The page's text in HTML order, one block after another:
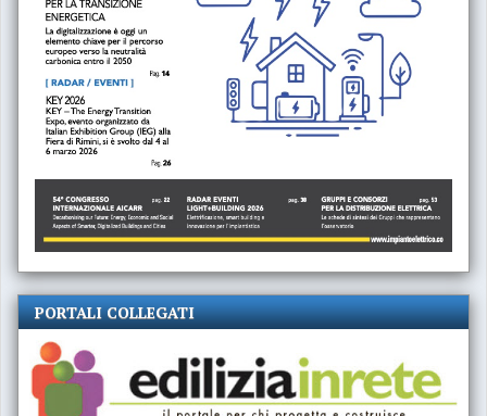
PORTALI COLLEGATI